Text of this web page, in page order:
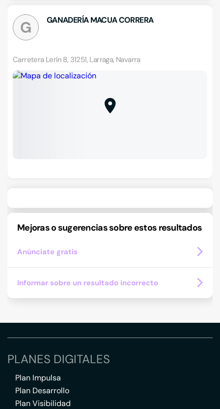
G GANADERÍA MACUA CORRERA
Carretera Lerín 8, 31251, Larraga, Navarra
Mejoras o sugerencias sobre estos resultados
Anúnciate gratis
Informar sobre un resultado incorrecto
PLANES DIGITALES
Plan Impulsa
Plan Desarrollo
Plan Visibilidad